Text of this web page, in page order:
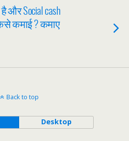
Social cash
कमाई ? कमाए
Back to top
Desktop